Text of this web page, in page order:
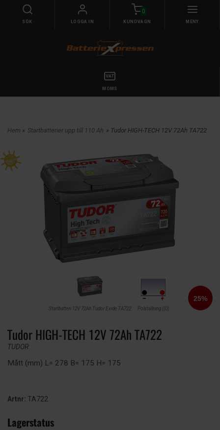
SÖK LOGGA IN
0
KUNDVAGN MENY
MOMS
Hem » Startbatterier upp till 110 Ah » Tudor HIGH-TECH 12V 72Ah TA722
Startbatteri 12V 72Ah Tudor Exide TA722 Polställning ((0)
Tudor HIGH-TECH 12V 72Ah TA722
TUDOR
Mått (mm) L= 278 B= 175 H= 175
Artnr: TA722
Lagerstatus